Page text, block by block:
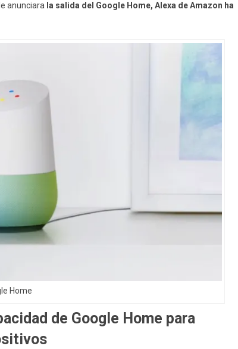
anunciara la salida del Google Home, Alexa de Amazon ha
Home
de Google Home para